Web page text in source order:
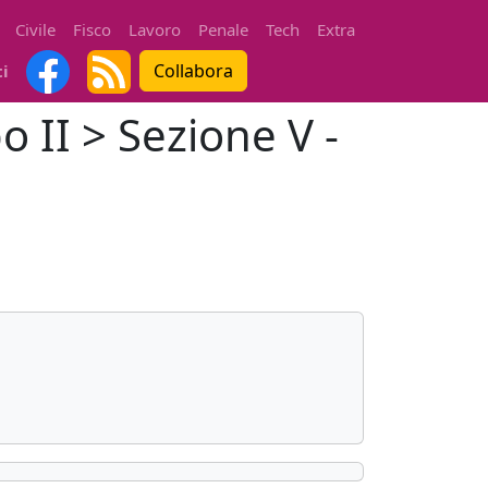
Civile Fisco Lavoro Penale Tech
Extra
Collabora
II > Sezione V -